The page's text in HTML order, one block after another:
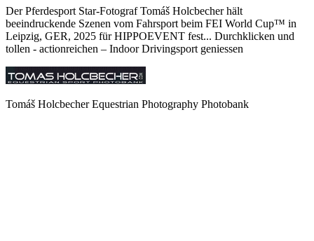
Der Pferdesport Star-Fotograf Tomáš Holcbecher hält
beeindruckende Szenen vom Fahrsport beim FEI World Cup™ in
Leipzig, GER, 2025 für HIPPOEVENT fest... Durchklicken und
tollen - actionreichen – Indoor Drivingsport geniessen
Tomáš Holcbecher Equestrian Photography Photobank